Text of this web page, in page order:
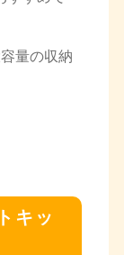
量の収納
キッ